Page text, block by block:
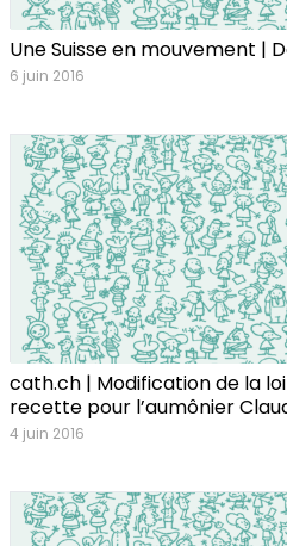
Une Suisse en mouvement |
6 juin 2016
cath.ch | Modification de la loi
recette pour l’aumônier
4 juin 2016